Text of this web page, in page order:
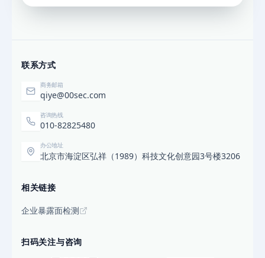
联系方式
商务邮箱
qiye@00sec.com
咨询热线
010-82825480
办公地址
北京市海淀区弘祥（1989）科技文化创意园3号楼3206
相关链接
企业暴露面检测
扫码关注与咨询